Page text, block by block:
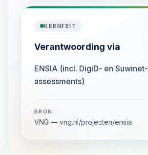
KERNFEIT
Verantwoording via
ENSIA (incl. DigiD- en Suwinet-
assessments)
BRON
VNG — vng.nl/projecten/ensia